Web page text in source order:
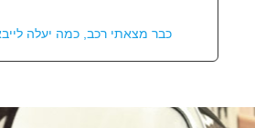
כבר מצאתי רכב, כמה יעלה